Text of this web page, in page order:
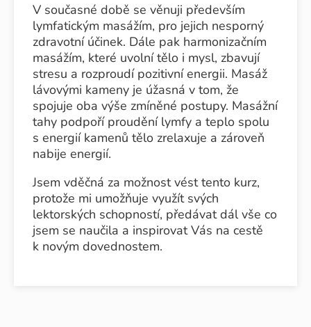
V současné době se věnuji především
lymfatickým masážím, pro jejich nesporný
zdravotní účinek. Dále pak harmonizačním
masážím, které uvolní tělo i mysl, zbavují
stresu a rozproudí pozitivní energii. Masáž
lávovými kameny je úžasná v tom, že
spojuje oba výše zmíněné postupy. Masážní
tahy podpoří proudění lymfy a teplo spolu
s energií kamenů tělo zrelaxuje a zároveň
nabije energií.
Jsem vděčná za možnost vést tento kurz,
protože mi umožňuje využít svých
lektorských schopností, předávat dál vše co
jsem se naučila a inspirovat Vás na cestě
k novým dovednostem.